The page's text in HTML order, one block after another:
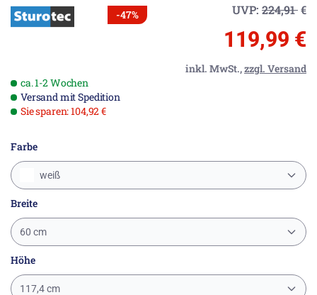
-47% UVP: 224,91€
119,99 €
inkl. MwSt.,zzgl. Versand
ca. 1-2 Wochen
Versand mit Spedition
Sie sparen: 104,92 €
Farbe
weiß
Breite
60 cm
Höhe
117,4 cm